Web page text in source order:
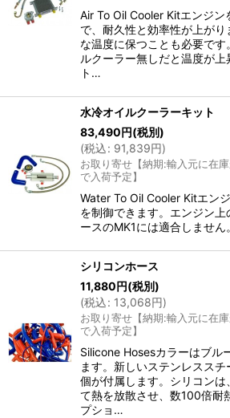
Air To Oil Cooler Kitエンジン
で、耐久性と効率性が上が
な温度に保つことも必要です
ルクーラー無しだと温度が
ト…
水冷オイルクーラーキット
83,490円(税別)
(税込: 91,839円)
お取り寄せ【納期:輸入元に在
で入荷予定】
Water To Oil Cooler Kitエン
を制御できます。エンジン
ースのMK1には適合しません。
シリコンホース
11,880円(税別)
(税込: 13,068円)
お取り寄せ【納期:輸入元に在
で入荷予定】
Silicone Hosesカラーはブル
ます。新しいステンレスス
個が付属します。シリコン
て熱を放散させ、数100倍耐
プショ…